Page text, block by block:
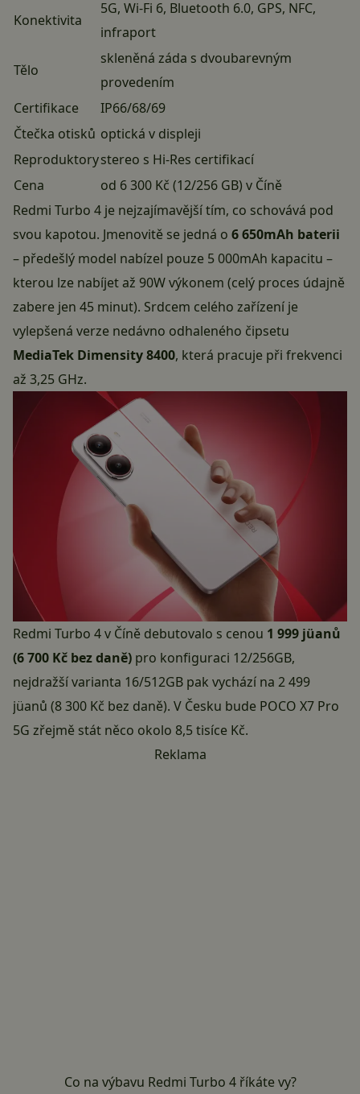
Konektivita
5G, Wi-Fi 6, Bluetooth 6.0, GPS, NFC,
infraport
Tělo
skleněná záda s dvoubarevným
provedením
Certifikace
IP66/68/69
Čtečka otisků optická v displeji
Reproduktorystereo s Hi-Res certifikací
Cena
od 6 300 Kč (12/256 GB) v Číně
Redmi Turbo 4 je nejzajímavější tím, co schovává pod
svou kapotou. Jmenovitě se jedná o 6 650mAh baterii
– předešlý model nabízel pouze 5 000mAh kapacitu –
kterou lze nabíjet až 90W výkonem (celý proces údajně
zabere jen 45 minut). Srdcem celého zařízení je
vylepšená verze nedávno odhaleného čipsetu
MediaTek Dimensity 8400, která pracuje při frekvenci
až 3,25 GHz.
Redmi Turbo 4 v Číně debutovalo s cenou 1 999 jüanů
(6 700 Kč bez daně) pro konfiguraci 12/256GB,
nejdražší varianta 16/512GB pak vychází na 2 499
jüanů (8 300 Kč bez daně). V Česku bude POCO X7 Pro
5G zřejmě stát něco okolo 8,5 tisíce Kč.
Reklama
Co na výbavu Redmi Turbo 4 říkáte vy?